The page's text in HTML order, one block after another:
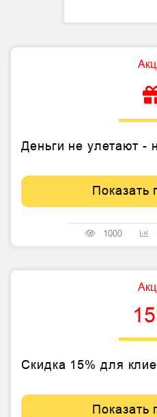
Деньги не улетают -
Показать
1000
Скидка 15% для
Показать